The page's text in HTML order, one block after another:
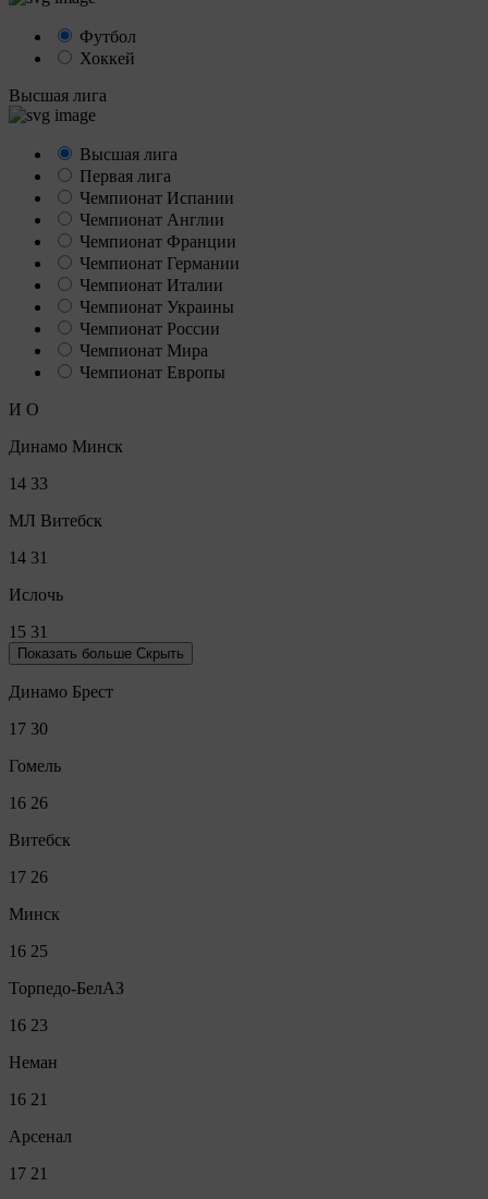
Футбол
Хоккей
Высшая лига
Высшая лига
Первая лига
Чемпионат Испании
Чемпионат Англии
Чемпионат Франции
Чемпионат Германии
Чемпионат Италии
Чемпионат Украины
Чемпионат России
Чемпионат Мира
Чемпионат Европы
И О
Динамо Минск
14 33
МЛ Витебск
14 31
Ислочь
15 31
Показать больше Скрыть
Динамо Брест
17 30
Гомель
16 26
Витебск
17 26
Минск
16 25
Торпедо-БелАЗ
16 23
Неман
16 21
Арсенал
17 21